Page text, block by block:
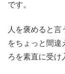
です。
人を褒めると
をちょっと間違
ろを素直に受け